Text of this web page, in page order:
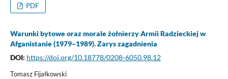
PDF
Warunki bytowe oraz morale żołnierzy Armii Radzieckiej w
Afganistanie (1979–1989). Zarys zagadnienia
DOI: https://doi.org/10.18778/0208-6050.98.12
Tomasz Fijałkowski